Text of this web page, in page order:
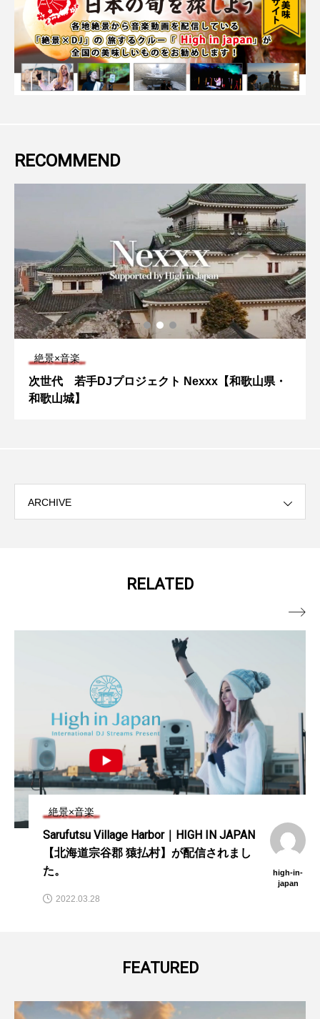
RECOMMEND
絶景×音楽
次世代 若手DJプロジェクト Nexxx【和歌山県・
和歌山城】
ARCHIVE
RELATED
絶景×音楽
Sarufutsu Village Harbor｜HIGH IN JAPAN
【北海道宗谷郡 猿払村】が配信されまし
た。
high-in-
japan
2022.03.28

FEATURED